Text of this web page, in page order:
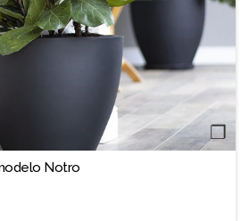
❐
Notro